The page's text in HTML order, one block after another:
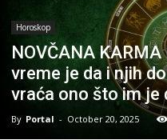
Horoskop
NOVČANA
vreme je da i njih
vraća ono što im je
By Portal - October 20, 2025